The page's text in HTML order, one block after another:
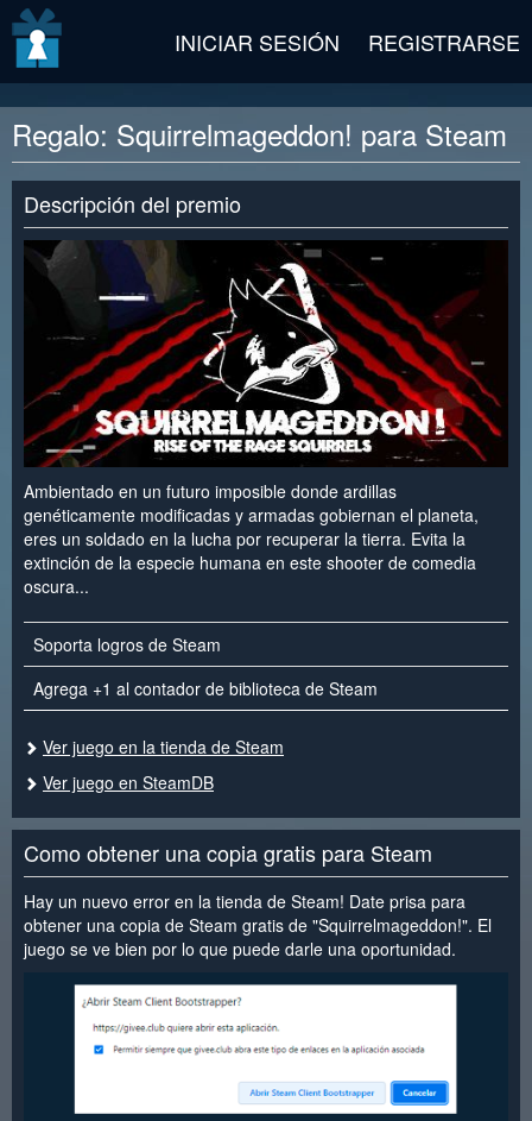
INICIAR SESIÓN REGISTRARSE
Regalo: Squirrelmageddon! para Steam
Descripción del premio
Ambientado en un futuro imposible donde ardillas
genéticamente modificadas y armadas gobiernan el planeta,
eres un soldado en la lucha por recuperar la tierra. Evita la
extinción de la especie humana en este shooter de comedia
oscura...
Soporta logros de Steam
Agrega +1 al contador de biblioteca de Steam
Ver juego en la tienda de Steam
Ver juego en SteamDB
Como obtener una copia gratis para Steam
Hay un nuevo error en la tienda de Steam! Date prisa para
obtener una copia de Steam gratis de "Squirrelmageddon!". El
juego se ve bien por lo que puede darle una oportunidad.